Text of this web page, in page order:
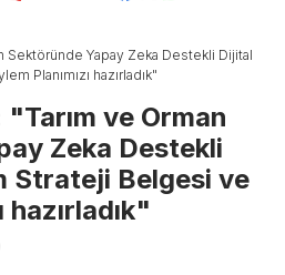
Sektöründe Yapay Zeka Destekli Dijital
Planımızı hazırladık"
"Tarım ve Orman
Zeka Destekli
Strateji Belgesi ve
hazırladık"